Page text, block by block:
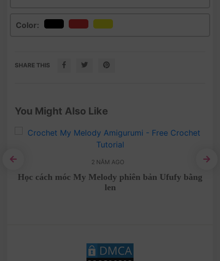
Color:
SHARE THIS
You Might Also Like
2 NĂM AGO
Học cách móc My Melody phiên bản Ufufy bằng
len